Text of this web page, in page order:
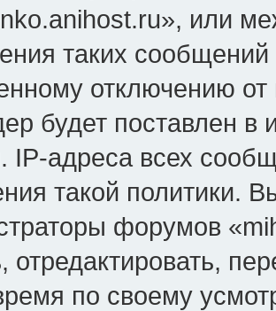
или
таких
отключению
будет поставлен в
IP-адреса всех
такой политики.
форумов
отредактировать,
по своему